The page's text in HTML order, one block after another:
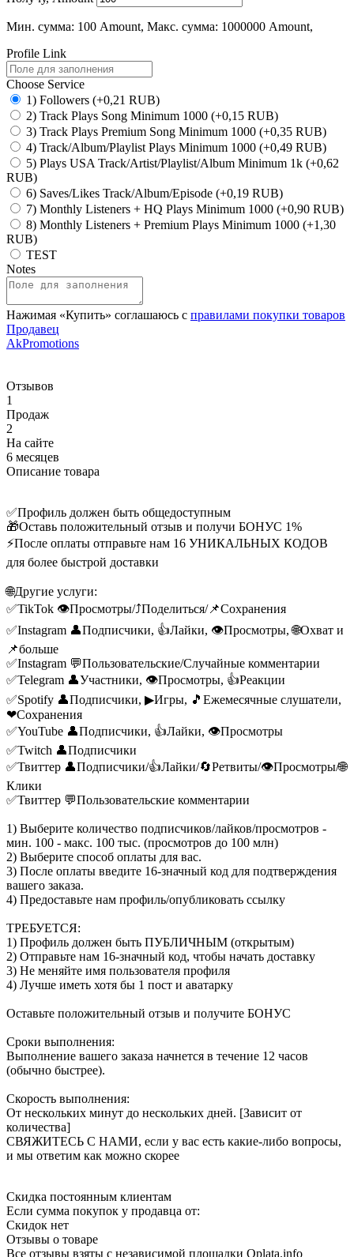
Мин. сумма: 100 Amount, Макс. сумма: 1000000 Amount,
Profile Link
Choose Service
1) Followers (+0,21 RUB)
2) Track Plays Song Minimum 1000 (+0,15 RUB)
3) Track Plays Premium Song Minimum 1000 (+0,35 RUB)
4) Track/Album/Playlist Plays Minimum 1000 (+0,49 RUB)
5) Plays USA Track/Artist/Playlist/Album Minimum 1k (+0,62
RUB)
6) Saves/Likes Track/Album/Episode (+0,19 RUB)
7) Monthly Listeners + HQ Plays Minimum 1000 (+0,90 RUB)
8) Monthly Listeners + Premium Plays Minimum 1000 (+1,30
RUB)
TEST
Notes
Нажимая «Купить» соглашаюсь с правилами покупки товаров
Продавец
AkPromotions
Отзывов
1
Продаж
2
На сайте
6 месяцев
Описание товара
✅Профиль должен быть общедоступным
🎁Оставь положительный отзыв и получи БОНУС 1%
⚡️После оплаты отправьте нам 16 УНИКАЛЬНЫХ КОДОВ
для более быстрой доставки
🌐Другие услуги:
✅TikTok 👁️Просмотры/⤴️Поделиться/📌Сохранения
✅Instagram 👤Подписчики, 👍Лайки, 👁️Просмотры, 🌐Охват и
📌больше
✅Instagram 💬Пользовательские/Случайные комментарии
✅Telegram 👤Участники, 👁️Просмотры, 👍Реакции
✅Spotify 👤Подписчики, ▶Игры, 🎵Ежемесячные слушатели,
❤Сохранения
✅YouTube 👤Подписчики, 👍Лайки, 👁️Просмотры
✅Twitch 👤Подписчики
✅Твиттер 👤Подписчики/👍Лайки/🔄Ретвиты/👁️Просмотры/🌐
Клики
✅Твиттер 💬Пользовательские комментарии
1) Выберите количество подписчиков/лайков/просмотров -
мин. 100 - макс. 100 тыс. (просмотров до 100 млн)
2) Выберите способ оплаты для вас.
3) После оплаты введите 16-значный код для подтверждения
вашего заказа.
4) Предоставьте нам профиль/опубликовать ссылку
ТРЕБУЕТСЯ:
1) Профиль должен быть ПУБЛИЧНЫМ (открытым)
2) Отправьте нам 16-значный код, чтобы начать доставку
3) Не меняйте имя пользователя профиля
4) Лучше иметь хотя бы 1 пост и аватарку
Оставьте положительный отзыв и получите БОНУС
Сроки выполнения:
Выполнение вашего заказа начнется в течение 12 часов
(обычно быстрее).
Скорость выполнения:
От нескольких минут до нескольких дней. [Зависит от
количества]
СВЯЖИТЕСЬ С НАМИ, если у вас есть какие-либо вопросы,
и мы ответим как можно скорее
Скидка постоянным клиентам
Если сумма покупок у продавца от:
Скидок нет
Отзывы о товаре
Все отзывы взяты с независимой площадки Oplata.info